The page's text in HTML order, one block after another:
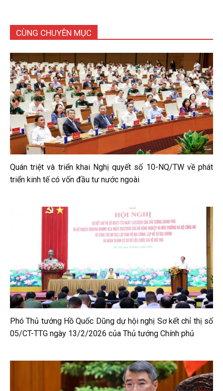
CÙNG CHUYÊN MỤC
Quán triệt và triển khai Nghị quyết số 10-NQ/TW về phát
triển kinh tế có vốn đầu tư nước ngoài
Phó Thủ tướng Hồ Quốc Dũng dự hội nghị Sơ kết chỉ thị số
05/CT-TTG ngày 13/2/2026 của Thủ tướng Chính phủ